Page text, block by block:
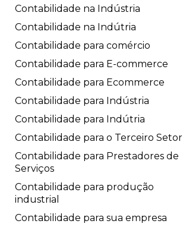
Contabilidade na Indústria
Contabilidade na Indútria
Contabilidade para comércio
Contabilidade para E-commerce
Contabilidade para Ecommerce
Contabilidade para Indústria
Contabilidade para Indútria
Contabilidade para o Terceiro Setor
Contabilidade para Prestadores de
Serviços
Contabilidade para produção
industrial
Contabilidade para sua empresa